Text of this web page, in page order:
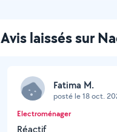
Avis laissés sur
Fatima M.
posté le 18 oct.
Electroménager
Réactif